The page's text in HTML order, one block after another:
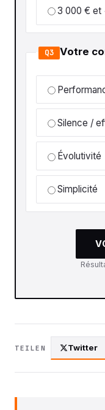
3 000 € et
Q3 Votre
Silence /
Évolutivité
Simplicité
TEILEN Twitter